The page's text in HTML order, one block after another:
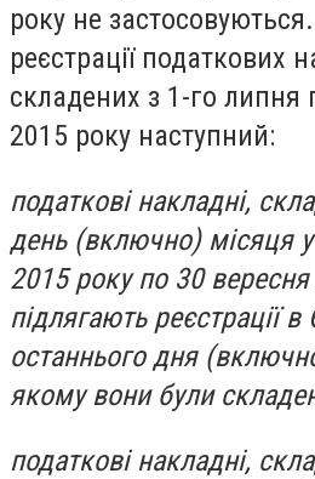
року не
реєстрації податкових
складених з 1-го липня
2015 року наступний:
податкові накладні,
день (включно) місяця
2015 року по 30
підлягають реєстрації
останнього дня
якому вони були
податкові накладні,